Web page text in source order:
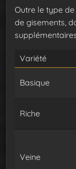
Outre le type
de gisements,
Variété
Basique
Riche
Veine